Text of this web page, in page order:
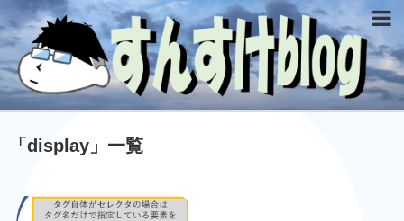
「display 」 一覧